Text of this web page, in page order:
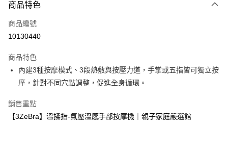
Apple Pay
大哥付你分期
相關說明
1.本服務由台灣大哥大提供，台灣大哥大用戶可立即使用無須另外申請。
2.付款方式選擇「大哥付你分期」，訂單成立後會自動跳轉到大哥付的交易
流程，驗證手機門號後，選擇欲分期的期數、繳款截止日，確認付款後即完
成交易。
4.訂單成立30分鐘內，如未前往確認交易或遇審核未通過，訂單將自動取
消。如遇「轉專審核」未通過狀況，表示未達大哥付你分期系統評分，恕無
法說明評估內容。
AFTEE先享後付
相關說明
【關於「AFTEE先享後付」】
AFTEE先享後付是「在收到商品之後才付款」的支付方式。 讓您購物簡單
１．簡單：不需註冊會員、不需綁卡、不需儲值。
２．便利：只要手機號碼，簡訊認證，即可結帳。
ATM付款
運送方式
商品特色
商品編號
10130440
商品特色
內建3種按摩模式、3段熱敷與按壓力道，手掌或五指皆可獨立按
摩，針對不同穴點調整，促進全身循環。
銷售重點
【3ZeBra】溫揉指-氣壓溫感手部按摩機｜親子家庭嚴選館